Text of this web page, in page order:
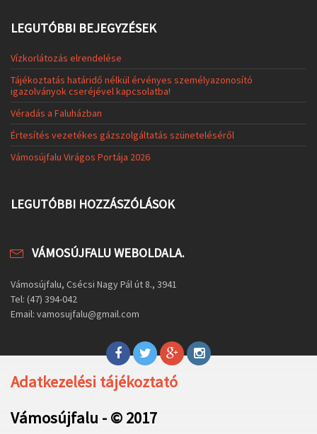
LEGUTÓBBI BEJEGYZÉSEK
Vízkorlátozás elrendelése
Tájékoztatás határidő nélkül érvényes személyazonosító
igazolványok cseréjével kapcsolatba!
Véradás a Faluházban
Értesítés vezetékes gázszolgáltatás szüneteléséről
Vámosújfalu Virágos Portája 2026
LEGUTÓBBI HOZZÁSZÓLÁSOK
VÁMOSÚJFALU WEBOLDALA.
Vámosújfalu, Csécsi Nagy Pál út 8., 3941
Tel: (47) 394-042
Email: vamosujfalu@gmail.com
Adatkezelési tájékoztató
Vámosújfalu - © 2017